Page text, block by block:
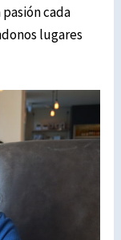
cada
lugares